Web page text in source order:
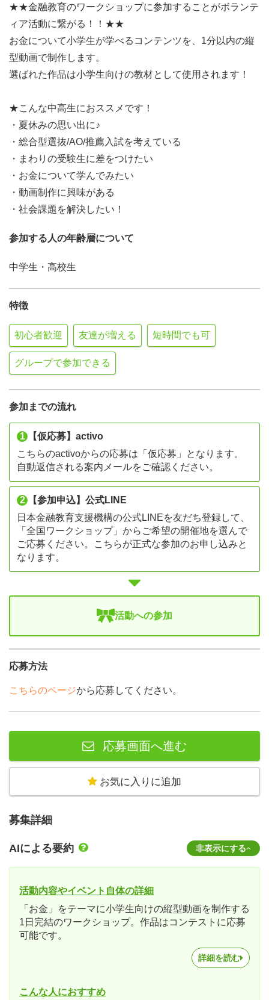
★★金融教育のワークショップに参加することがボランテ
ィア活動に繋がる！！★★
お金について小学生が学べるコンテンツを、1分以内の縦
型動画で制作します。
選ばれた作品は小学生向けの教材として使用されます！
★こんな中高生におススメです！
・夏休みの思い出に♪
・総合型選抜/AO/推薦入試を考えている
・まわりの受験生に差をつけたい
・お金について学んでみたい
・動画制作に興味がある
・社会課題を解決したい！
参加する人の年齢層について
中学生・高校生
特徴
初心者歓迎 友達が増える 短時間でも可
グループで参加できる
参加までの流れ
1
【仮応募】activo
こちらのactivoからの応募は「仮応募」となります。
自動返信される案内メールをご確認ください。
2
【参加申込】公式LINE
日本金融教育支援機構の公式LINEを友だち登録して、
「全国ワークショップ」からご希望の開催地を選んで
ご応募ください。こちらが正式な参加のお申し込みと
なります。
活動への参加
応募方法
こちらのページから応募してください。
応募画面へ進む
お気に入りに追加
募集詳細
AIによる要約 非表示にする
活動内容やイベント自体の詳細
「お金」をテーマに小学生向けの縦型動画を制作する
1日完結のワークショップ。作品はコンテストに応募
可能です。
詳細を読む
こんな人におすすめ